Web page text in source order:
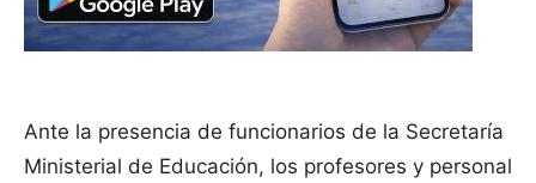
Ante la presencia de funcionarios de la Secretaría
Ministerial de Educación, los profesores y personal